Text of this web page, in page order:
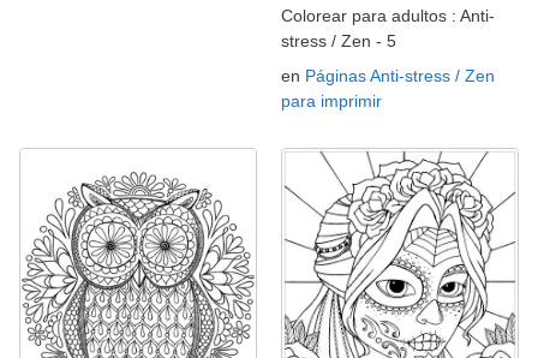
Colorear para adultos : Anti-
stress / Zen - 5
en Páginas Anti-stress / Zen
para imprimir